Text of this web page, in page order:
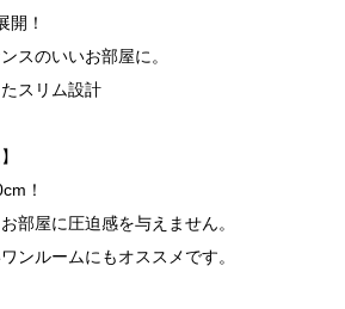
開！
スのいいお部屋に。
スリム設計
！
部屋に圧迫感を与えません。
ンルームにもオススメです。